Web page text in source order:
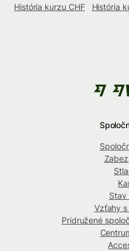
História kurzu CHF
História
Stav
Vzťahy
Pridružené